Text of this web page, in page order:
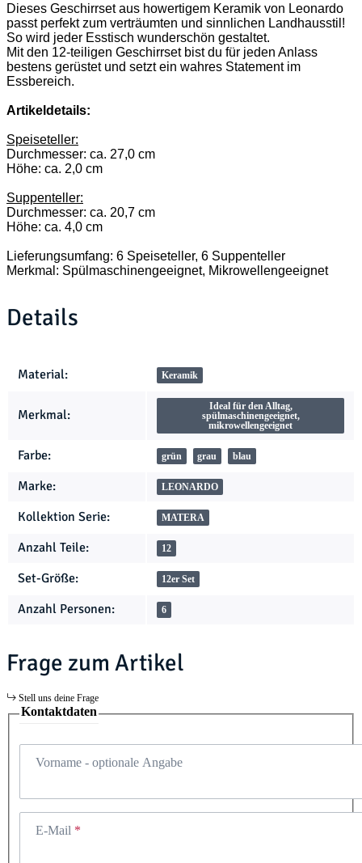
Dieses Geschirrset aus howertigem Keramik von Leonardo
passt perfekt zum verträumten und sinnlichen Landhausstil!
So wird jeder Esstisch wunderschön gestaltet.
Mit den 12-teiligen Geschirrset bist du für jeden Anlass
bestens gerüstet und setzt ein wahres Statement im
Essbereich.
Artikeldetails:
Speiseteller:
Durchmesser: ca. 27,0 cm
Höhe: ca. 2,0 cm
Suppenteller:
Durchmesser: ca. 20,7 cm
Höhe: ca. 4,0 cm
Lieferungsumfang: 6 Speiseteller, 6 Suppenteller
Merkmal: Spülmaschinengeeignet, Mikrowellengeeignet
Details
Produkteigenschaft
Wert
Material: Keramik
Merkmal:
Ideal für den Alltag,
spülmaschinengeeignet,
mikrowellengeeignet
Farbe: grün grau blau
Marke: LEONARDO
Kollektion Serie: MATERA
Anzahl Teile: 12
Set-Größe: 12er Set
Anzahl Personen: 6
Frage zum Artikel
Stell uns deine Frage
Kontaktdaten
Vorname - optionale Angabe
E-Mail